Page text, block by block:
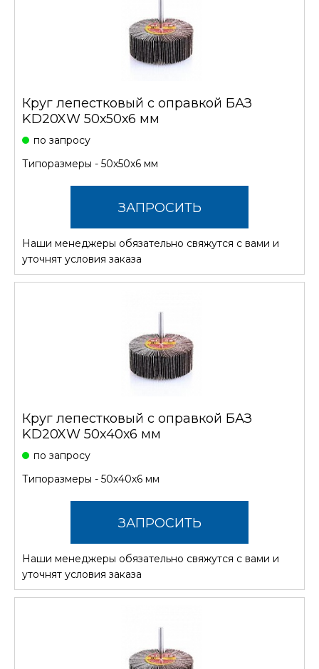
Круг лепестковый с оправкой БАЗ
KD20XW 50х50х6 мм
по запросу
Типоразмеры - 50х50х6 мм
ЗАПРОСИТЬ
СТОИМОСТЬ
Наши менеджеры обязательно свяжутся с вами и
уточнят условия заказа
Круг лепестковый с оправкой БАЗ
KD20XW 50х40х6 мм
по запросу
Типоразмеры - 50х40х6 мм
ЗАПРОСИТЬ
СТОИМОСТЬ
Наши менеджеры обязательно свяжутся с вами и
уточнят условия заказа